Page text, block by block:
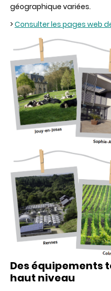
géographique variées.
>Consulter les pages web
Des équipements
haut niveau